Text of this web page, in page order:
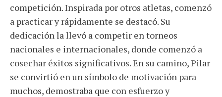
competición. Inspirada por otros atletas, comenzó
a practicar y rápidamente se destacó. Su
dedicación la llevó a competir en torneos
nacionales e internacionales, donde comenzó a
cosechar éxitos significativos. En su camino, Pilar
se convirtió en un símbolo de motivación para
muchos, demostraba que con esfuerzo y